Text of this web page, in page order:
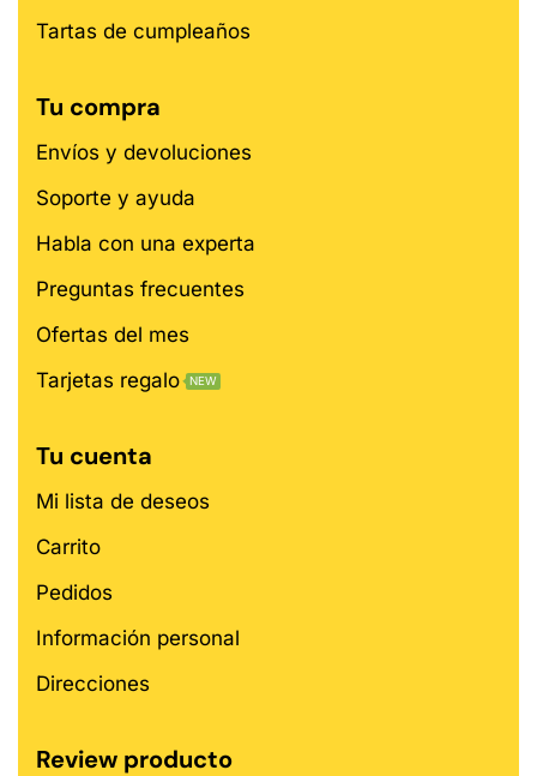
Tartas de cumpleaños
Tu compra
Envíos y devoluciones
Soporte y ayuda
Habla con una experta
Preguntas frecuentes
Ofertas del mes
Tarjetas regalo
NEW
Tu cuenta
Mi lista de deseos
Carrito
Pedidos
Información personal
Direcciones
Review producto